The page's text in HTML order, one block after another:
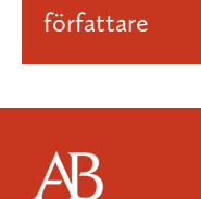
författare